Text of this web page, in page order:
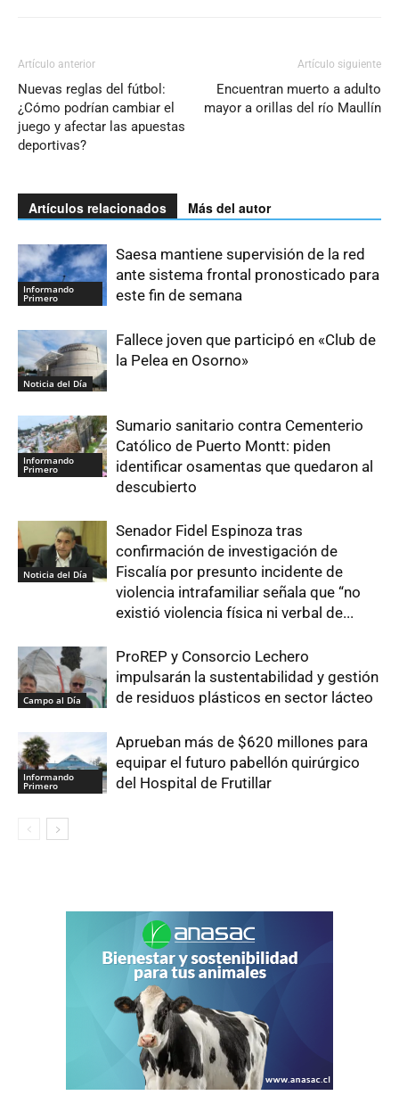
Artículo anterior
Nuevas reglas del fútbol:
¿Cómo podrían cambiar el
juego y afectar las apuestas
deportivas?
Artículo siguiente
Encuentran muerto a adulto
mayor a orillas del río Maullín
Artículos relacionados Más del autor
Informando
Primero
Saesa mantiene supervisión de la red
ante sistema frontal pronosticado para
este fin de semana
Noticia del Día
Fallece joven que participó en «Club de
la Pelea en Osorno»
Informando
Primero
Sumario sanitario contra Cementerio
Católico de Puerto Montt: piden
identificar osamentas que quedaron al
descubierto
Noticia del Día
Senador Fidel Espinoza tras
confirmación de investigación de
Fiscalía por presunto incidente de
violencia intrafamiliar señala que “no
existió violencia física ni verbal de...
Campo al Día
ProREP y Consorcio Lechero
impulsarán la sustentabilidad y gestión
de residuos plásticos en sector lácteo
Informando
Primero
Aprueban más de $620 millones para
equipar el futuro pabellón quirúrgico
del Hospital de Frutillar